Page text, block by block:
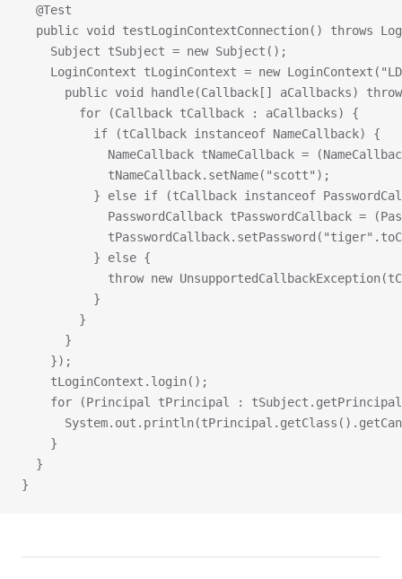
  @Test
public void testLoginContextConnection() throws
    Subject tSubject = new Subject();
LoginContext tLoginContext = new
public void handle(Callback[] aCallbacks)
        for (Callback tCallback : aCallbacks) {
          if (tCallback instanceof NameCallback) {
NameCallback tNameCallback =
            tNameCallback.setName("scott");
} else if (tCallback instanceof
PasswordCallback tPasswordCallback =
          } else {
throw new
          }
        }
      }
    });
    tLoginContext.login();
for (Principal tPrincipal :
    }
  }
}